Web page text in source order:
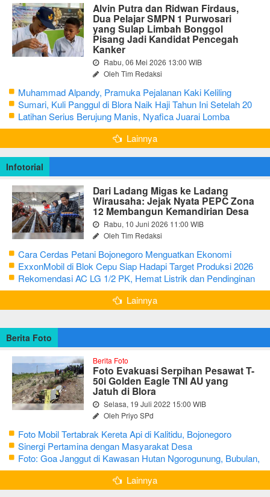
Alvin Putra dan Ridwan Firdaus,
Dua Pelajar SMPN 1 Purwosari
yang Sulap Limbah Bonggol
Pisang Jadi Kandidat Pencegah
Kanker
Rabu, 06 Mei 2026 13:00 WIB
Oleh Tim Redaksi
Muhammad Alpandy, Pramuka Pejalanan Kaki Keliling
Nusantara dengan Misi Literasi Budaya
Sumari, Kuli Panggul di Blora Naik Haji Tahun Ini Setelah 20
Tahun Sisihkan Uang Receh
Latihan Serius Berujung Manis, Nyafica Juarai Lomba
Bertutur tentang Nilai Hidup Orang Samin
Lainnya
Infotorial
Dari Ladang Migas ke Ladang
Wirausaha: Jejak Nyata PEPC Zona
12 Membangun Kemandirian Desa
Rabu, 10 Juni 2026 11:00 WIB
Oleh Tim Redaksi
Cara Cerdas Petani Bojonegoro Menguatkan Ekonomi
Keluarga
ExxonMobil di Blok Cepu Siap Hadapi Target Produksi 2026
Rekomendasi AC LG 1/2 PK, Hemat Listrik dan Pendinginan
Maksimal
Lainnya
Berita Foto
Berita Foto
Foto Evakuasi Serpihan Pesawat T-
50i Golden Eagle TNI AU yang
Jatuh di Blora
Selasa, 19 Juli 2022 15:00 WIB
Oleh Priyo SPd
Foto Mobil Tertabrak Kereta Api di Kalitidu, Bojonegoro
Sinergi Pertamina dengan Masyarakat Desa
Foto: Goa Janggut di Kawasan Hutan Ngorogunung, Bubulan,
Bojonegoro
Lainnya